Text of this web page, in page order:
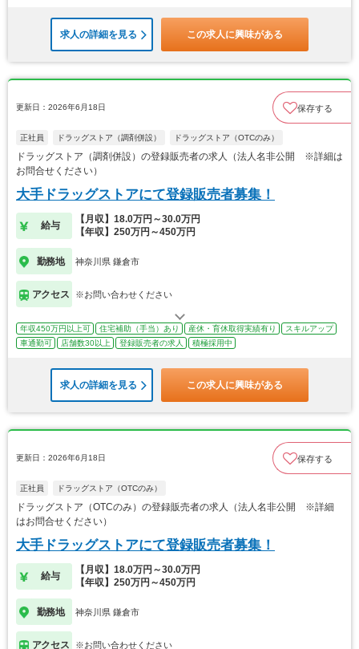
求人の詳細を見る この求人に興味がある
更新日：2026年6月18日 保存する
正社員 ドラッグストア（調剤併設） ドラッグストア（OTCのみ）
ドラッグストア（調剤併設）の登録販売者の求人（法人名非公開 ※詳細は
お問合せください）
大手ドラッグストアにて登録販売者募集！
給与
【月収】18.0万円～30.0万円
【年収】250万円～450万円
勤務地 神奈川県 鎌倉市
アクセス ※お問い合わせください
年収450万円以上可 住宅補助（手当）あり 産休・育休取得実績有り
スキルアップ
車通勤可
店舗数30以上 登録販売者の求人 積極採用中
求人の詳細を見る この求人に興味がある
更新日：2026年6月18日 保存する
正社員 ドラッグストア（OTCのみ）
ドラッグストア（OTCのみ）の登録販売者の求人（法人名非公開 ※詳細
はお問合せください）
大手ドラッグストアにて登録販売者募集！
給与
【月収】18.0万円～30.0万円
【年収】250万円～450万円
勤務地 神奈川県 鎌倉市
アクセス ※お問い合わせください